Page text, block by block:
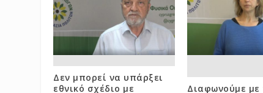
Δεν μπορεί να υπάρξει
εθνικό σχέδιο με
Διαφωνούμε με